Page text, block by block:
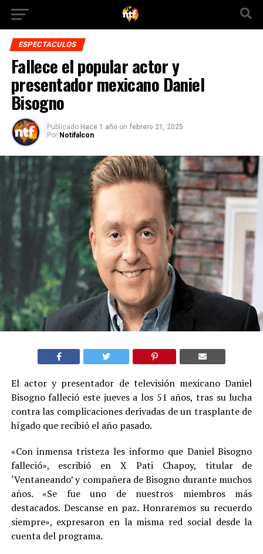
ESPECTACULOS
Fallece el popular actor y
presentador mexicano Daniel
Bisogno
Publicado Hace 1 año on febrero 21, 2025
Por Notifalcon
El actor y presentador de televisión mexicano Daniel
Bisogno falleció este jueves a los 51 años, tras su lucha
contra las complicaciones derivadas de un trasplante de
hígado que recibió el año pasado.
«Con inmensa tristeza les informo que Daniel Bisogno
falleció», escribió en X Pati Chapoy, titular de
‘Ventaneando’ y compañera de Bisogno durante muchos
años. «Se fue uno de nuestros miembros más
destacados. Descanse en paz. Honraremos su recuerdo
siempre», expresaron en la misma red social desde la
cuenta del programa.